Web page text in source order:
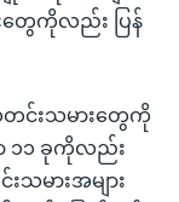
တွေကိုလည်း ပြန်
တင်းသမားတွေကို
၁၁ ခုကိုလည်း
မားအများ